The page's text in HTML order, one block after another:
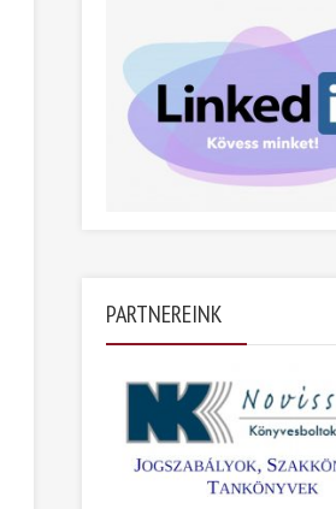
PARTNEREINK